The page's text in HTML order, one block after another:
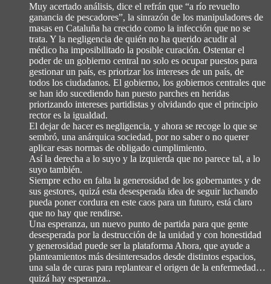
Muy acertado análisis, dice el refrán que “a río revuelto
ganancia de pescadores”, la sinrazón de los manipuladores de
masas en Cataluña ha crecido como la infección que no se
trata. Y la negligencia de quién no ha querido acudir al
médico ha imposibilitado la posible curación. Ostentar el
poder de un gobierno central no solo es ocupar puestos para
gestionar un país, es priorizar los intereses de un país, de
todos los ciudadanos. El gobierno, los gobiernos centrales que
se han ido sucediendo han puesto parches en heridas
priorizando intereses partidistas y olvidando que el principio
rector es la igualdad.
El dejar de hacer es negligencia, y ahora se recoge lo que se
sembró, una anárquica sociedad, por no saber o no querer
aplicar esas normas de obligado cumplimiento.
Así la derecha a lo suyo y la izquierda que no parece tal, a lo
suyo también.
Siempre echo en falta la generosidad de los gobernantes y de
sus gestores, quizá esta desesperada idea de seguir luchando
pueda poner cordura en este caos para un futuro, está claro
que no hay que rendirse.
Una esperanza, un nuevo punto de partida para que gente
desesperada por la destrucción de la unidad y con honestidad
y generosidad puede ser la plataforma Ahora, que ayude a
planteamientos más desinteresados desde distintos espacios,
una sala de curas para replantear el origen de la enfermedad…
quizá hay esperanza..